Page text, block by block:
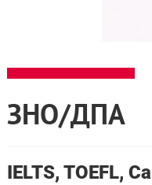
ЗНО/ДПА
IELTS, TOEFL,